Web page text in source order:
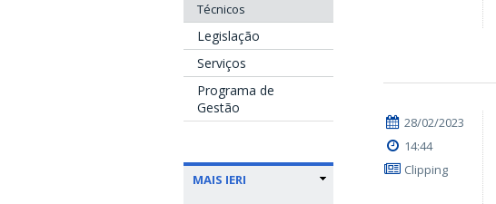
Técnicos
Legislação
Serviços
Programa de
Gestão
MAIS IERI
28/02/2023
14:44
Clipping